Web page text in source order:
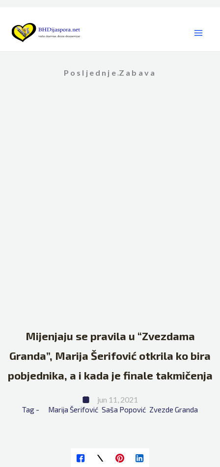
content
Posljednje ,Zabava
Mijenjaju se pravila u “Zvezdama
Granda”, Marija Šerifović otkrila ko bira
pobjednika, a i kada je finale takmičenja
jun 11, 2021
Tag - Marija Šerifović Saša Popović Zvezde Granda